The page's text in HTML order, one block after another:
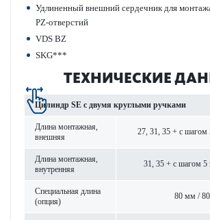
Удлиненный внешний сердечник для
PZ-отве­р­стий
VDS BZ
SKG***
ТЕХНИЧЕСКИЕ
Цилиндр SE с двумя круг­лыми руч­ками
Длина монтажная,
внешняя
27, 31, 35 + с
Длина монтажная,
внутренняя
31, 35 + с шагом
Специальная длина
(опция)
80 мм /